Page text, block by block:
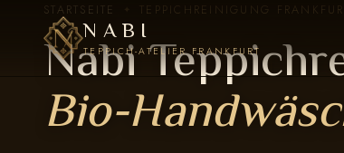
NABI
TEPPICH-ATELIER FRANKFURT
STARTSEITE TEPPICHREINIGUNG
Nabi
Bio-